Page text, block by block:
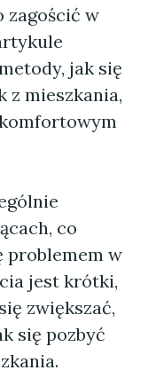
zagościć w
jak się
z mieszkania,
co
problemem w
jest krótki,
zwiększać,
się pozbyć